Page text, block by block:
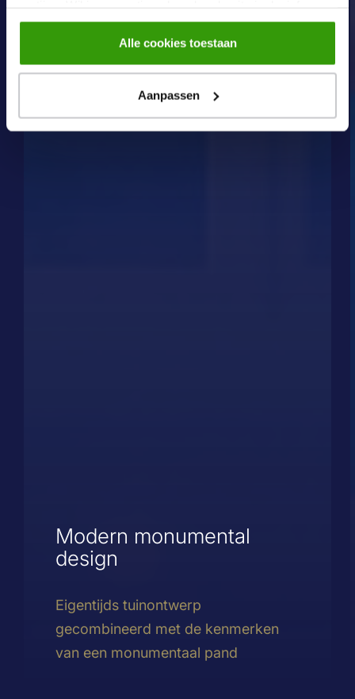
embedded content? Vink dan alle vakjes aan. Je kunt
altijd jouw toestemming aanpassen middels
onzecookiebeleidpagina.
Alle cookies toestaan
Aanpassen
Modern monumental
design
Eigentijds tuinontwerp
gecombineerd met de kenmerken
van een monumentaal pand